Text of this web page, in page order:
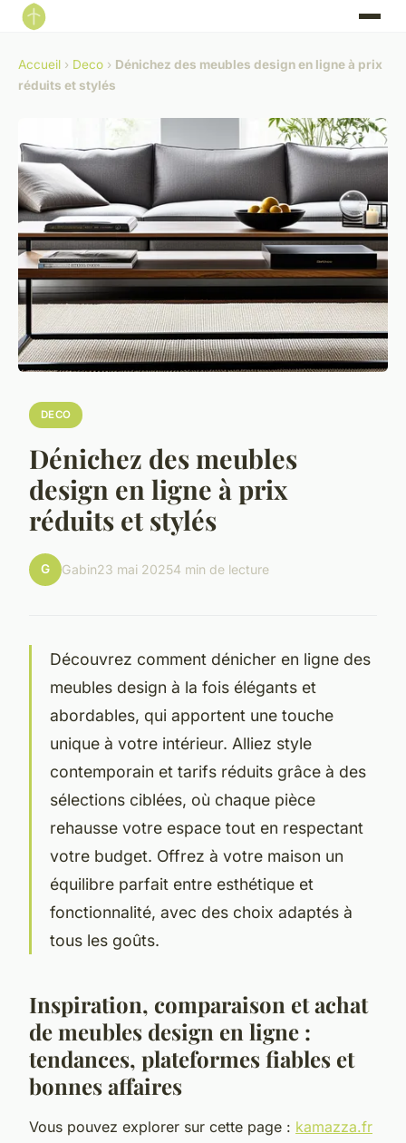
Accueil › Deco › Dénichez des meubles design en ligne à prix
réduits et stylés
DECO
Dénichez des meubles
design en ligne à prix
réduits et stylés
G Gabin23 mai 20254 min de lecture
Découvrez comment dénicher en ligne des
meubles design à la fois élégants et
abordables, qui apportent une touche
unique à votre intérieur. Alliez style
contemporain et tarifs réduits grâce à des
sélections ciblées, où chaque pièce
rehausse votre espace tout en respectant
votre budget. Offrez à votre maison un
équilibre parfait entre esthétique et
fonctionnalité, avec des choix adaptés à
tous les goûts.
Inspiration, comparaison et achat
de meubles design en ligne :
tendances, plateformes fiables et
bonnes affaires
Vous pouvez explorer sur cette page : kamazza.fr